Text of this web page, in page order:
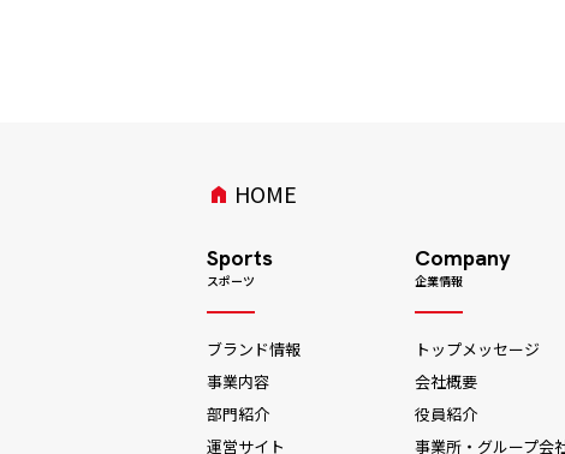
home HOME
Sports
スポーツ
ブランド情報
事業内容
部門紹介
運営サイト
Company
企業情報
トップメッセージ
会社概要
役員紹介
事業所・グループ会